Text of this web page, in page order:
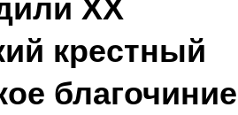
крестный
благочиние